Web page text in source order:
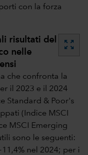
con la forza
risultati del
nelle
zoom_out_map